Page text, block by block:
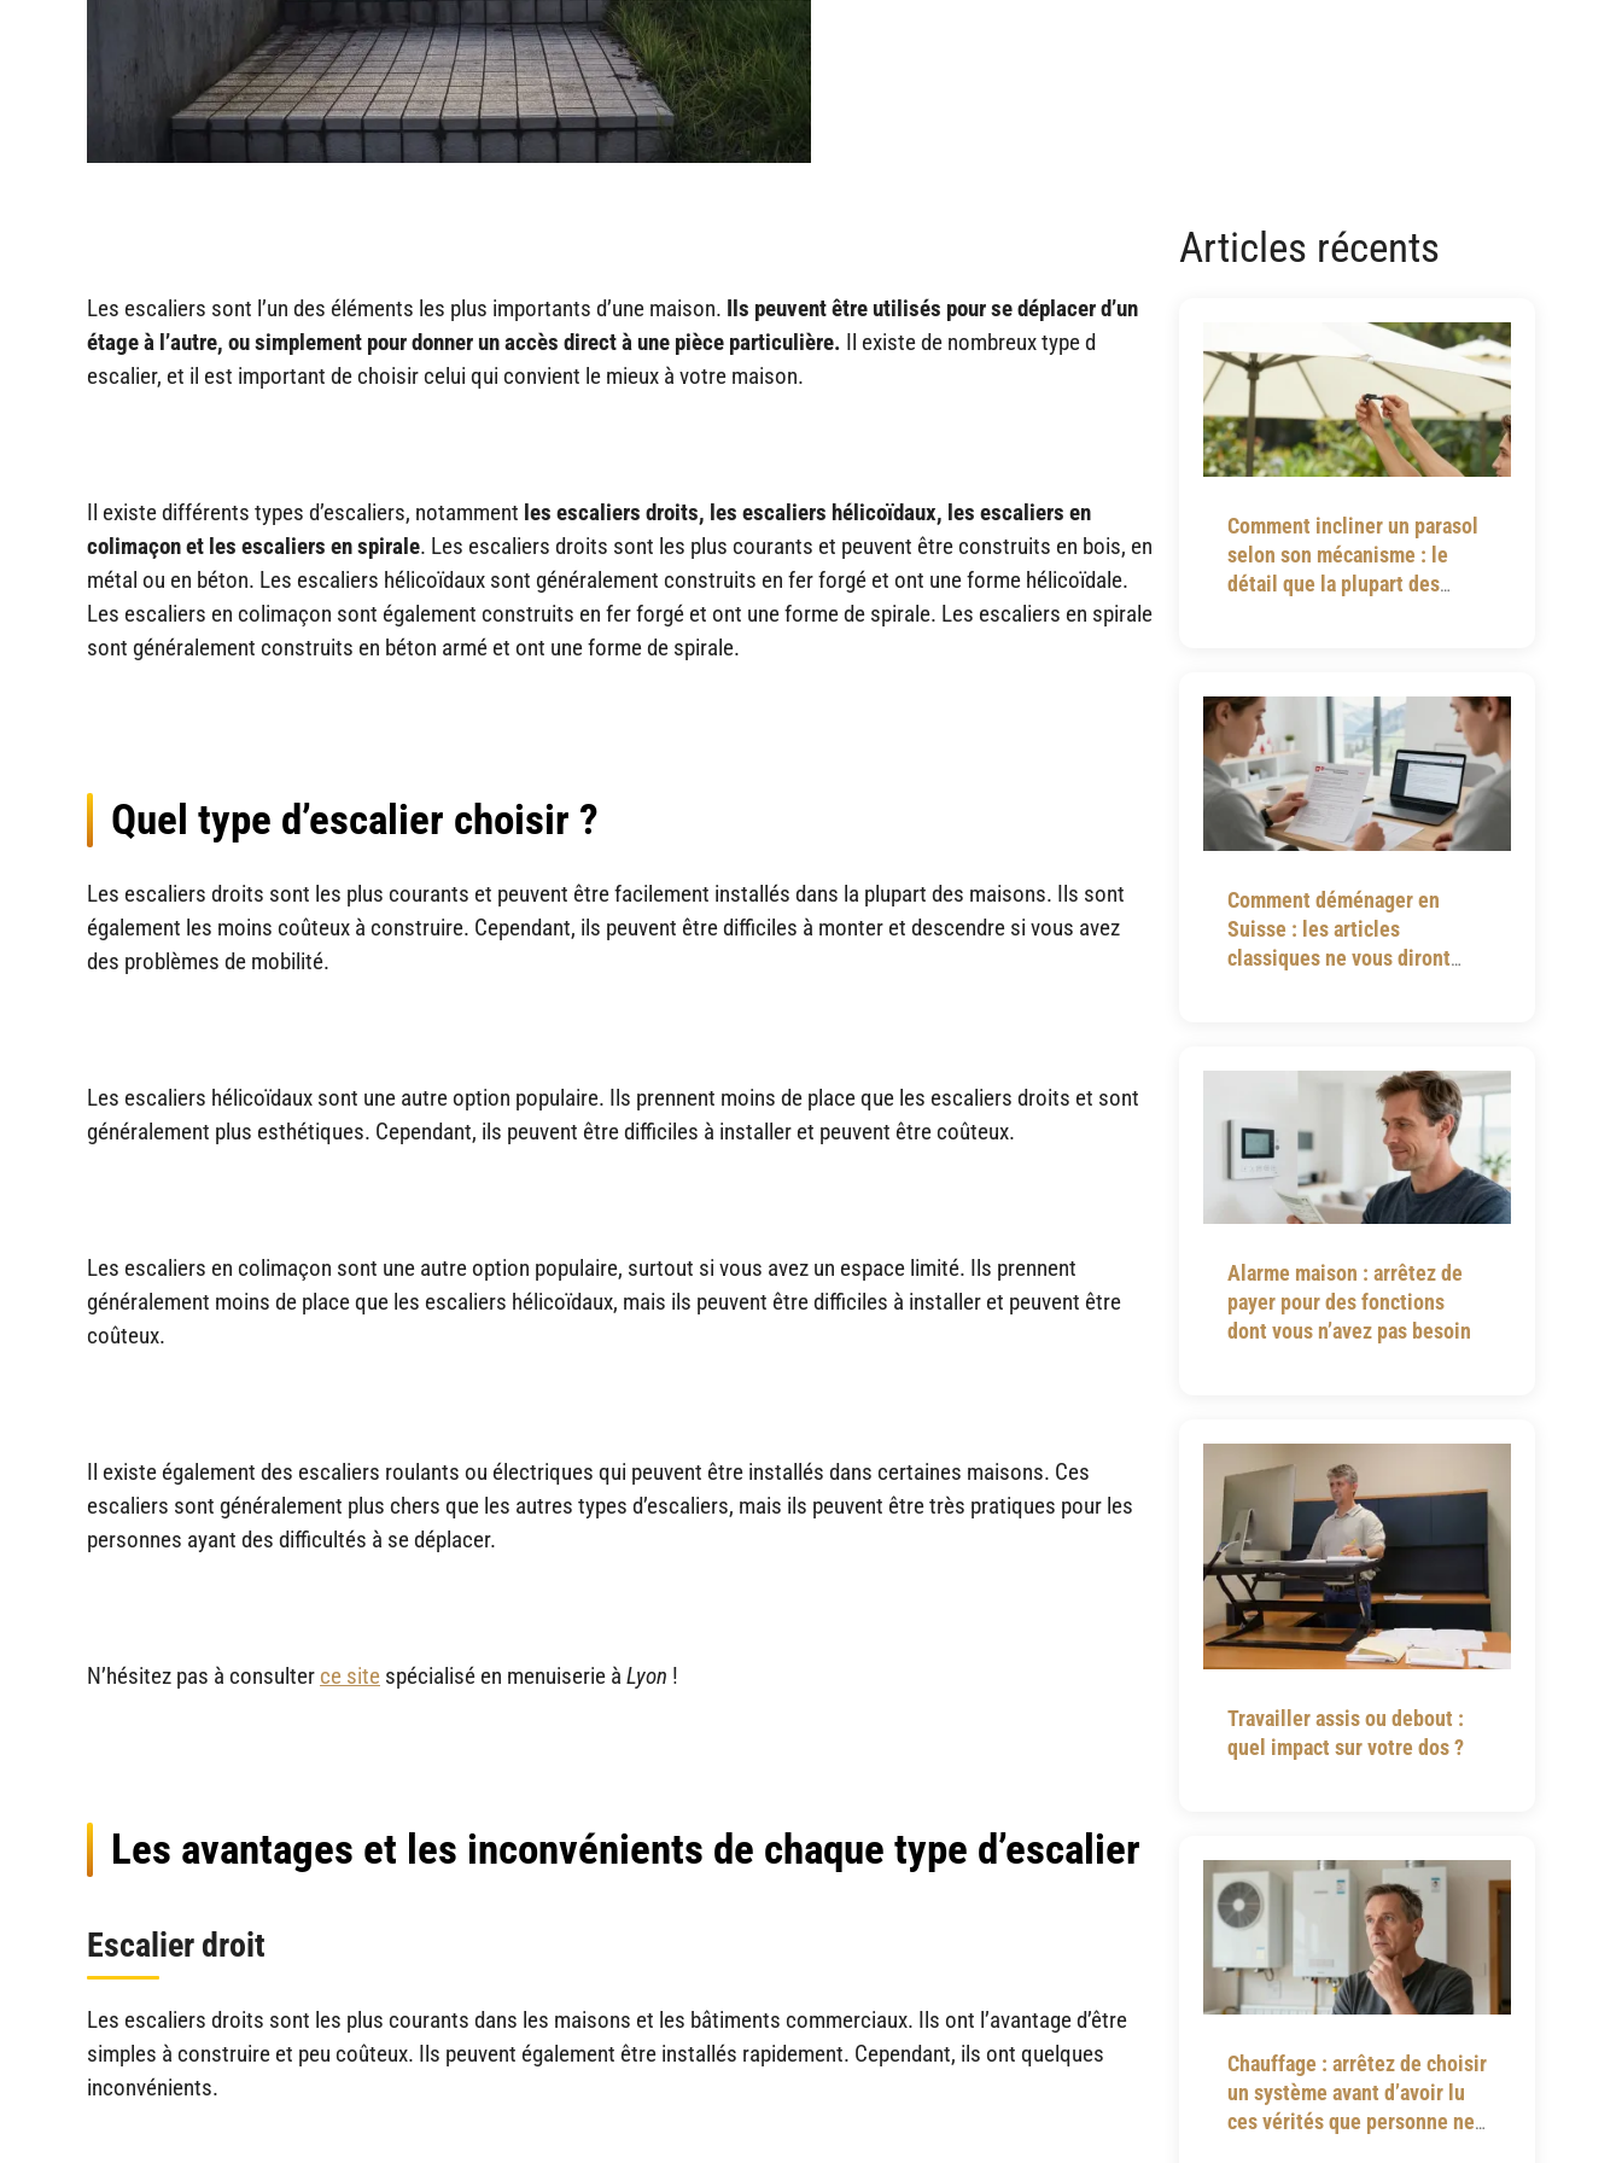
Les escaliers sont l’un des éléments les plus importants d’une maison. Ils peuvent être utilisés pour se déplacer d’un
étage à l’autre, ou simplement pour donner un accès direct à une pièce particulière. Il existe de nombreux type d
escalier, et il est important de choisir celui qui convient le mieux à votre maison.
Il existe différents types d’escaliers, notamment les escaliers droits, les escaliers hélicoïdaux, les escaliers en
colimaçon et les escaliers en spirale. Les escaliers droits sont les plus courants et peuvent être construits en bois, en
métal ou en béton. Les escaliers hélicoïdaux sont généralement construits en fer forgé et ont une forme hélicoïdale.
Les escaliers en colimaçon sont également construits en fer forgé et ont une forme de spirale. Les escaliers en spirale
sont généralement construits en béton armé et ont une forme de spirale.
Quel type d’escalier choisir ?
Les escaliers droits sont les plus courants et peuvent être facilement installés dans la plupart des maisons. Ils sont
également les moins coûteux à construire. Cependant, ils peuvent être difficiles à monter et descendre si vous avez
des problèmes de mobilité.
Les escaliers hélicoïdaux sont une autre option populaire. Ils prennent moins de place que les escaliers droits et sont
généralement plus esthétiques. Cependant, ils peuvent être difficiles à installer et peuvent être coûteux.
Les escaliers en colimaçon sont une autre option populaire, surtout si vous avez un espace limité. Ils prennent
généralement moins de place que les escaliers hélicoïdaux, mais ils peuvent être difficiles à installer et peuvent être
coûteux.
Il existe également des escaliers roulants ou électriques qui peuvent être installés dans certaines maisons. Ces
escaliers sont généralement plus chers que les autres types d’escaliers, mais ils peuvent être très pratiques pour les
personnes ayant des difficultés à se déplacer.
N’hésitez pas à consulter ce site spécialisé en menuiserie à Lyon !
Les avantages et les inconvénients de chaque type d’escalier
Escalier droit
Les escaliers droits sont les plus courants dans les maisons et les bâtiments commerciaux. Ils ont l’avantage d’être
simples à construire et peu coûteux. Ils peuvent également être installés rapidement. Cependant, ils ont quelques
inconvénients.
Articles récents
Comment incliner un parasol
selon son mécanisme : le
détail que la plupart des
Comment déménager en
Suisse : les articles
classiques ne vous diront
Alarme maison : arrêtez de
payer pour des fonctions
dont vous n’avez pas besoin
Travailler assis ou debout :
quel impact sur votre dos ?
Chauffage : arrêtez de choisir
un système avant d’avoir lu
ces vérités que personne ne